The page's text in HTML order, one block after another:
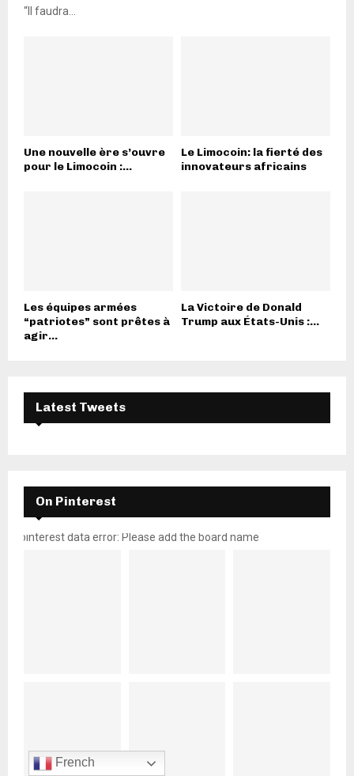
“Il faudra...
Une nouvelle ère s’ouvre
pour le Limocoin :...
Le Limocoin: la fierté des
innovateurs africains
Les équipes armées
“patriotes” sont prêtes à
agir...
La Victoire de Donald
Trump aux États-Unis :...
Latest Tweets
On Pinterest
pinterest data error: Please add the board name
French